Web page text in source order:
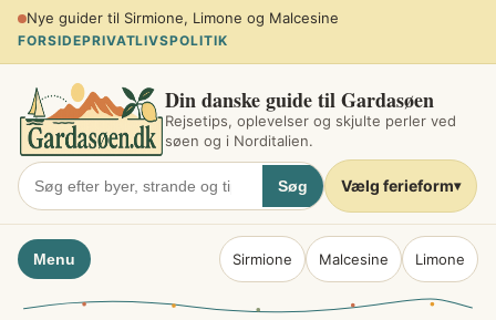
Spring
indhold
Planlæg sommerferien ved søen
FORSIDEPRIVATLIVSPOLITIK
Din danske guide til Gardasøen
Rejsetips, oplevelser og skjulte perler ved
søen og i Norditalien.
Søg Vælg ferieform▾
Menu Sirmione Malcesine Limone